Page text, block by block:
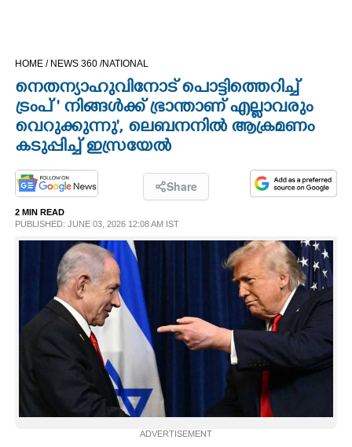
CINEMA
OPINION
PHOTOS
SPIRITUAL
HOME / NEWS 360 /NATIONAL
നെതന്യാഹുവിനോട് പൊട്ടിത്തെറിച്ച്
ട്രംപ് ' നിങ്ങൾക്ക് ഭ്രാന്താണ് എല്ലാവരും
വെറുക്കുന്നു', ലെബനനിൽ ആക്രമണം
കടുപ്പിച്ച് ഇസ്രയേൽ
Share
2 MIN READ
PUBLISHED: JUNE 03, 2026 12:08 AM IST
ADVERTISEMENT